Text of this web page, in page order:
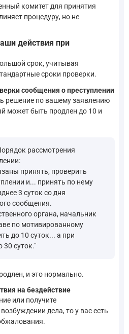
комитет для принятия
процедуру, но не
действия при
срок, учитывая
сроки проверки.
сообщения о преступлении
решение по вашему заявлению
может быть продлен до 10 и
рассмотрения
принять, проверить
и... принять по нему
3 суток со дня
сообщения.
органа, начальник
по мотивированному
до 10 суток... а при
30 суток."
и это нормально.
на бездействие
или получите
дела, то у вас есть